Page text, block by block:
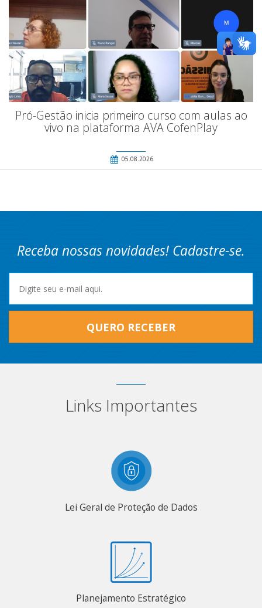
Pró-Gestão inicia primeiro curso com aulas ao
vivo na plataforma AVA CofenPlay
05.08.2026
Receba nossas novidades! Cadastre-se.
QUERO RECEBER
Links Importantes
Lei Geral de Proteção de Dados
Planejamento Estratégico